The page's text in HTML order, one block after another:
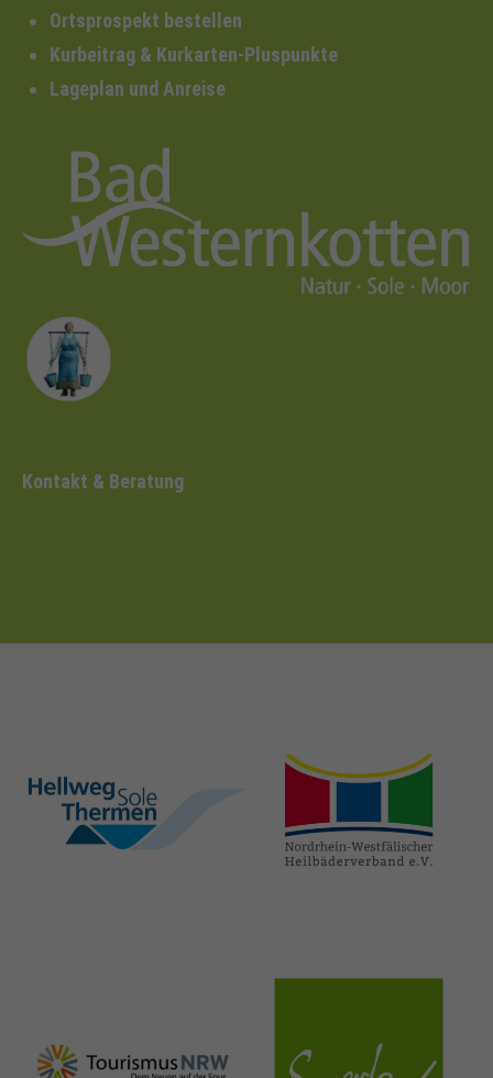
Ortsprospekt bestellen
Kurbeitrag & Kurkarten-Pluspunkte
Lageplan und Anreise
Kontakt & Beratung
hellweg-sole-
thermen.de
heilbaeder.de
nrw-
sauerland.co